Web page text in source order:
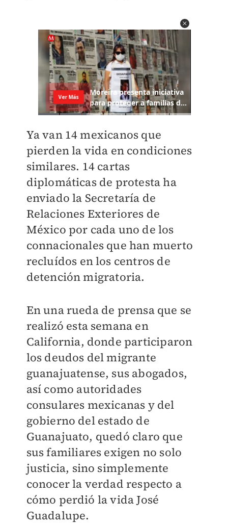
Ya van 14 mexicanos que
pierden la vida en condiciones
similares. 14 cartas
diplomáticas de protesta ha
enviado la Secretaría de
Relaciones Exteriores de
México por cada uno de los
connacionales que han muerto
recluídos en los centros de
detención migratoria.
En una rueda de prensa que se
realizó esta semana en
California, donde participaron
los deudos del migrante
guanajuatense, sus abogados,
así como autoridades
consulares mexicanas y del
gobierno del estado de
Guanajuato, quedó claro que
sus familiares exigen no solo
justicia, sino simplemente
conocer la verdad respecto a
cómo perdió la vida José
Guadalupe.